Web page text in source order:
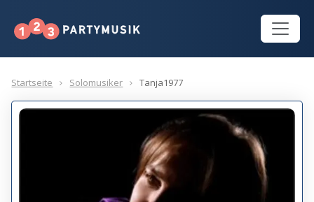
Startseite Solomusiker Tanja1977